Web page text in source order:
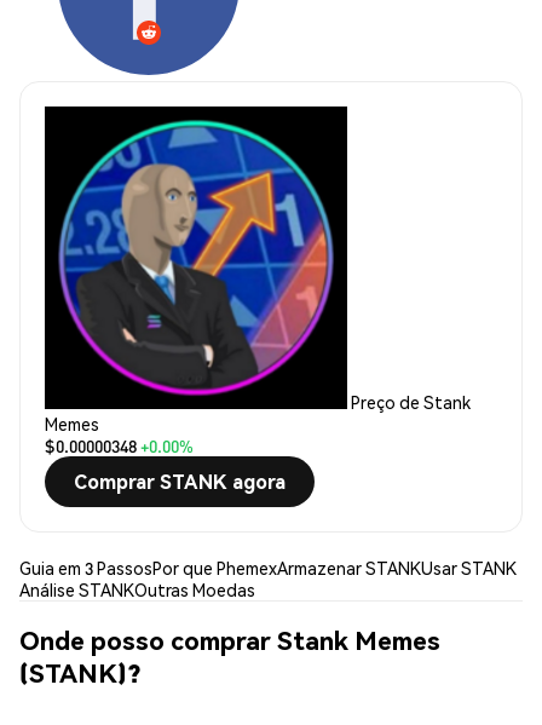
Preço de Stank
Memes
$0.00000348+0.00%
Comprar STANK agora
Guia em 3 PassosPor que PhemexArmazenar STANKUsar STANK
Análise STANKOutras Moedas
Onde posso comprar Stank Memes
(STANK)?